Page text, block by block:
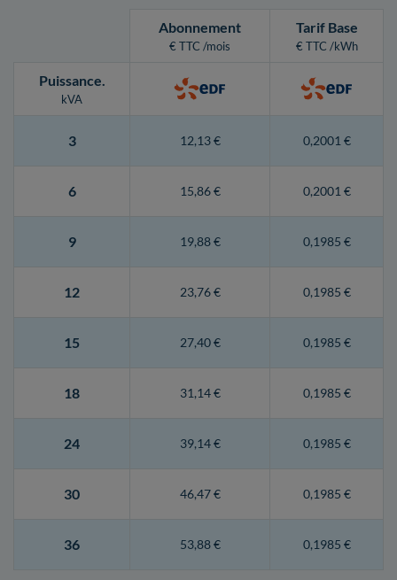
Abonnement
€ TTC /mois
Tarif Base
€ TTC /kWh
Puissance.
kVA
3 12,13 € 0,2001 €
6 15,86 € 0,2001 €
9 19,88 € 0,1985 €
12 23,76 € 0,1985 €
15 27,40 € 0,1985 €
18 31,14 € 0,1985 €
24 39,14 € 0,1985 €
30 46,47 € 0,1985 €
36 53,88 € 0,1985 €